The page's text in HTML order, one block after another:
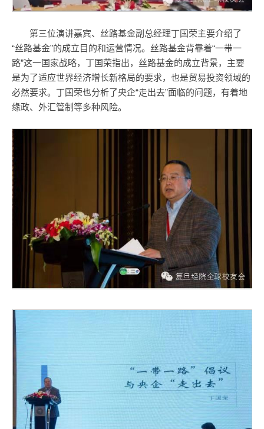
第三位演讲嘉宾、丝路基金副总经理丁国荣主要介绍了
“丝路基金”的成立目的和运营情况。丝路基金背靠着“一带一
路”这一国家战略，丁国荣指出，丝路基金的成立背景，主要
是为了适应世界经济增长新格局的要求，也是贸易投资领域的
必然要求。丁国荣也分析了央企“走出去”面临的问题，有着地
缘政、外汇管制等多种风险。